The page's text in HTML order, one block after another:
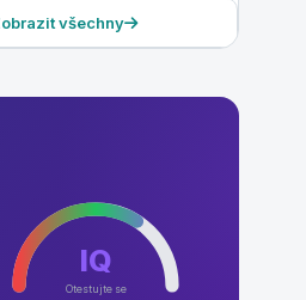
všechny
IQ
Otestujte se